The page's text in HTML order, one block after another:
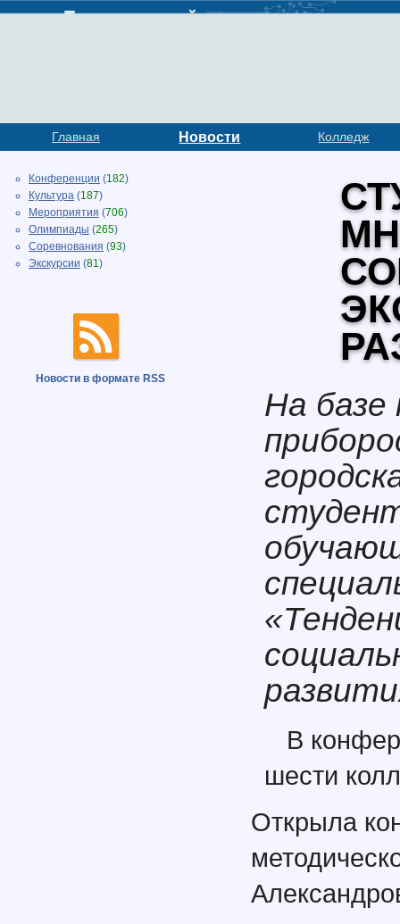
Главная Новости Колледж
Конференции (182)
Культура (187)
Мероприятия (706)
Олимпиады (265)
Соревнования (93)
Экскурсии (81)
Новости в формате RSS
На базе
В
шести
Открыла